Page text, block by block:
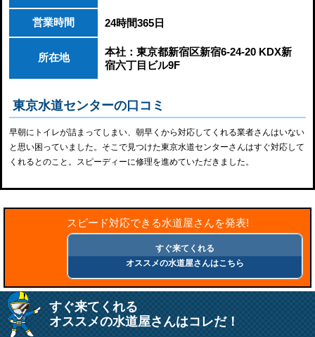
営業時間 24時間365日
所在地
本社：東京都新宿区新宿6-24-20 KDX新
宿六丁目ビル9F
東京水道センターの口コミ
早朝にトイレが詰まってしまい、朝早くから対応してくれる業者さんはいない
と思い困っていました。そこで見つけた東京水道センターさんはすぐ対応して
くれるとのこと。スピーディーに修理を進めていただきました。
スピード対応できる水道屋さんを発表!
すぐ来てくれる
オススメの水道屋さんはこちら
すぐ来てくれる
オススメの水道屋さんはコレだ！